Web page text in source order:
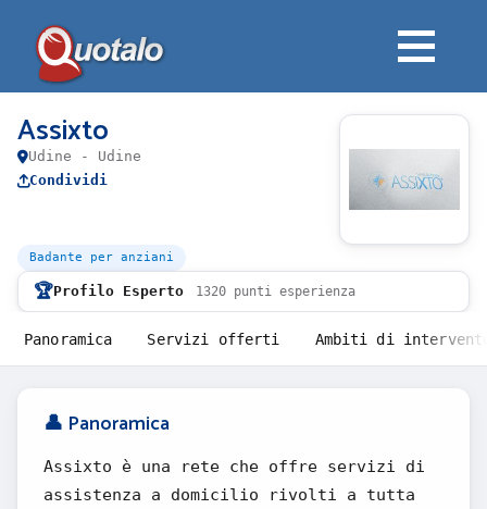
Assixto
Udine - Udine
Condividi
Badante per anziani
🏆Profilo Esperto 1320 punti esperienza
Panoramica Servizi offerti Ambiti di
👤 Panoramica
Assixto è una rete che offre servizi di
assistenza a domicilio rivolti a tutta